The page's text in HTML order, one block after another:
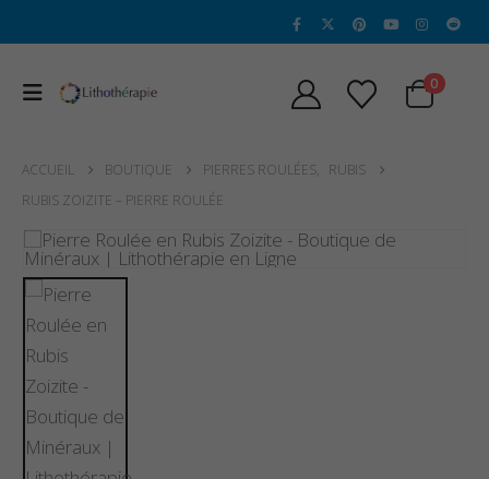
0
ACCUEIL BOUTIQUE PIERRES ROULÉES, RUBIS
RUBIS ZOIZITE – PIERRE ROULÉE